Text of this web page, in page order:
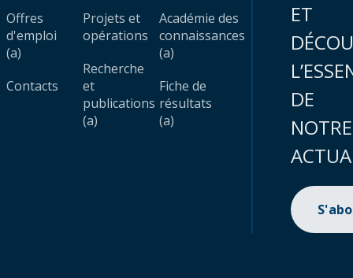
Offres
d'emploi
(a)
Contacts
Projets et
opérations
Recherche
et
publications
(a)
Académie des
connaissances
(a)
Fiche de
résultats
(a)
ET
DE
NOTRE